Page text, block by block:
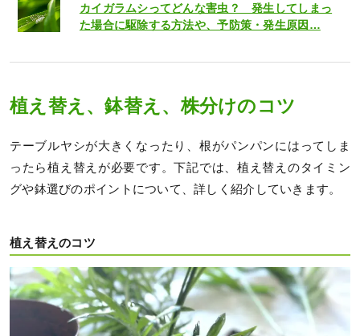
カイガラムシってどんな害虫？ 発生してしまっ
た場合に駆除する方法や、予防策・発生原因…
植え替え、鉢替え、株分けのコツ
テーブルヤシが大きくなったり、根がパンパンにはってしま
ったら植え替えが必要です。下記では、植え替えのタイミン
グや鉢選びのポイントについて、詳しく紹介していきます。
植え替えのコツ